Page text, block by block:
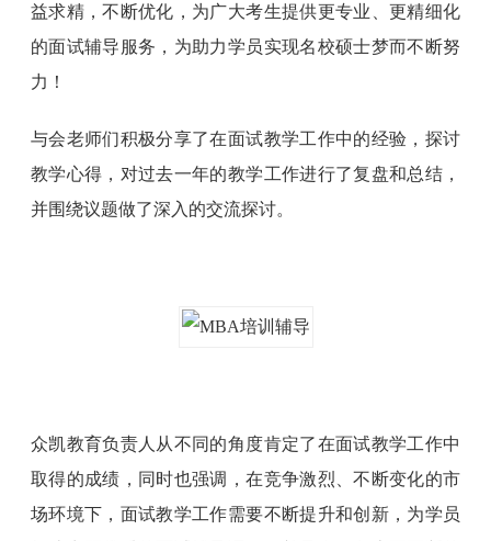
益求精，不断优化，为广大考生提供更专业、更精细化
的面试辅导服务，为助力学员实现名校硕士梦而不断努
力！
与会老师们积极分享了在面试教学工作中的经验，探讨
教学心得，对过去一年的教学工作进行了复盘和总结，
并围绕议题做了深入的交流探讨。
众凯教育负责人从不同的角度肯定了在面试教学工作中
取得的成绩，同时也强调，在竞争激烈、不断变化的市
场环境下，面试教学工作需要不断提升和创新，为学员